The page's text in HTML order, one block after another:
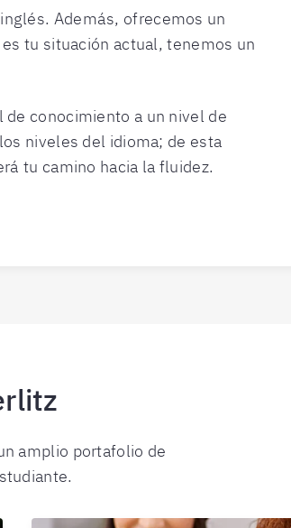
Además, ofrecemos un
tu situación actual, tenemos un
de conocimiento a un nivel de
niveles del idioma; de esta
tu camino hacia la fluidez.
amplio portafolio de